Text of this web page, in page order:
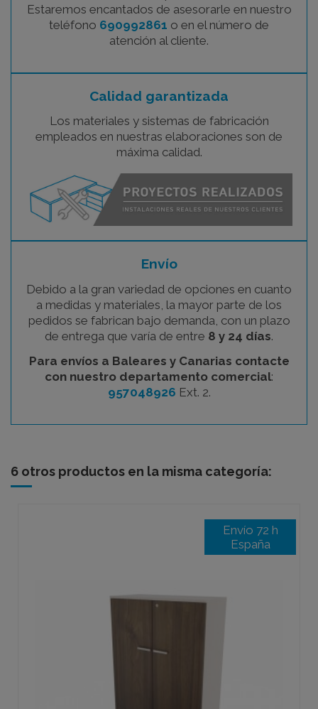
Estaremos encantados de asesorarle en nuestro
teléfono 690992861 o en el número de
atención al cliente.
Calidad garantizada
Los materiales y sistemas de fabricación
empleados en nuestras elaboraciones son de
máxima calidad.
Envío
Debido a la gran variedad de opciones en cuanto
a medidas y materiales, la mayor parte de los
pedidos se fabrican bajo demanda, con un plazo
de entrega que varía de entre 8 y 24 días.
Para envíos a Baleares y Canarias contacte
con nuestro departamento comercial:
957048926 Ext. 2.
6 otros productos en la misma categoría:
Envío 72 h
España